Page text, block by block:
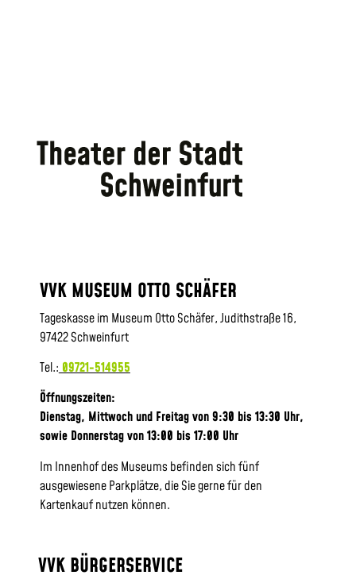
VVK MUSEUM OTTO SCHÄFER
Tageskasse im Museum Otto Schäfer, Judithstraße 16,
97422 Schweinfurt
Tel.: 09721-514955
Öffnungszeiten:
Dienstag, Mittwoch und Freitag von 9:30 bis 13:30 Uhr,
sowie Donnerstag von 13:00 bis 17:00 Uhr
Im Innenhof des Museums befinden sich fünf
ausgewiesene Parkplätze, die Sie gerne für den
Kartenkauf nutzen können.
VVK BÜRGERSERVICE